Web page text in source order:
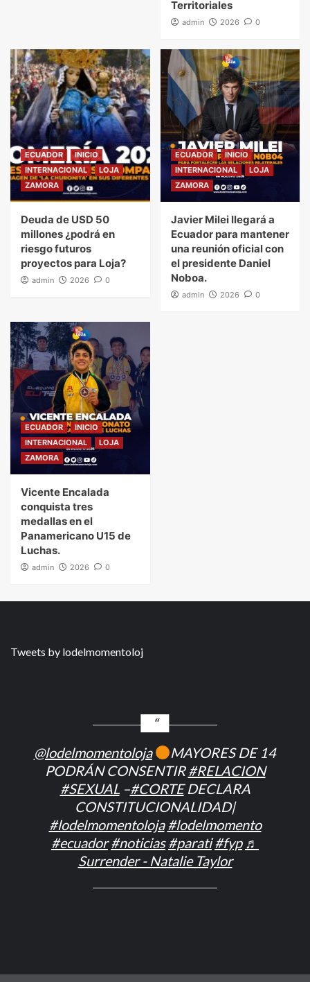
Territoriales
admin 2026 0
ECUADOR
INICIO
INTERNACIONAL
LOJA
ZAMORA
Deuda de USD 50
millones ¿podrá en
riesgo futuros
proyectos para Loja?
admin 2026 0
ECUADOR
INICIO
INTERNACIONAL
LOJA
ZAMORA
Javier Milei llegará a
Ecuador para mantener
una reunión oficial con
el presidente Daniel
Noboa.
admin 2026 0
ECUADOR
INICIO
INTERNACIONAL
LOJA
ZAMORA
Vicente Encalada
conquista tres
medallas en el
Panamericano U15 de
Luchas.
admin 2026 0
Tweets by lodelmomentoloj
@lodelmomentoloja
MAYORES DE 14
PODRÁN CONSENTIR#RELACION
#SEXUAL–#CORTEDECLARA
CONSTITUCIONALIDAD|
#lodelmomentoloja #lodelmomento
#ecuador #noticias #parati #fyp ♬
Surrender - Natalie Taylor